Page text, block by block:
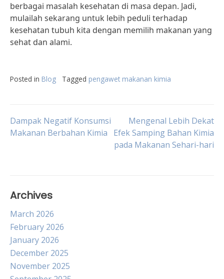
berbagai masalah kesehatan di masa depan. Jadi,
mulailah sekarang untuk lebih peduli terhadap
kesehatan tubuh kita dengan memilih makanan yang
sehat dan alami.
Posted in Blog Tagged pengawet makanan kimia
Post
Dampak Negatif Konsumsi
Makanan Berbahan Kimia
Mengenal Lebih Dekat
Efek Samping Bahan Kimia
pada Makanan Sehari-hari
Archives
March 2026
February 2026
January 2026
December 2025
November 2025